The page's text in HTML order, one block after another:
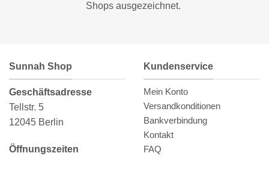
Shops ausgezeichnet.
Sunnah Shop
Geschäftsadresse
Tellstr. 5
12045 Berlin
Öffnungszeiten
Kundenservice
Mein Konto
Versandkonditionen
Bankverbindung
Kontakt
FAQ